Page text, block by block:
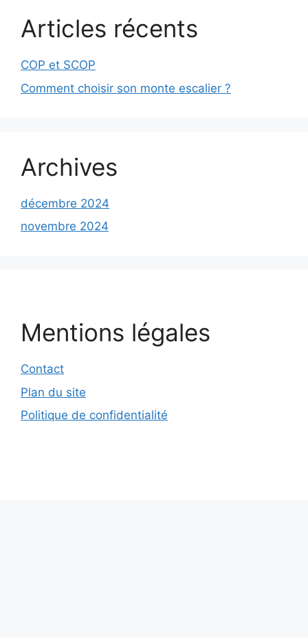
Articles récents
COP et SCOP
Comment choisir son monte escalier ?
Archives
décembre 2024
novembre 2024
Mentions légales
Contact
Plan du site
Politique de confidentialité